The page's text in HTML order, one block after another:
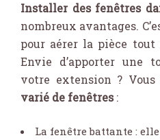
Installer des fenêtres
nombreux avantages.
pour aérer la pièce tout
Envie d’apporter une
votre extension ? Vous
varié de fenêtres :
La fenêtre battante :